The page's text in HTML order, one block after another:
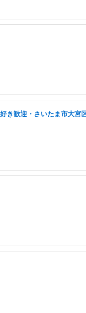
き歓迎・さいたま市大宮